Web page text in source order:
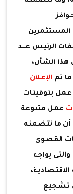
الرئيس عبد
هذا الشأن،
ما تم الإعلان
عمل بتوقيتات
عمل متنوعة
أن ما تتضمنه
القصوى
يواجه
تشجيع